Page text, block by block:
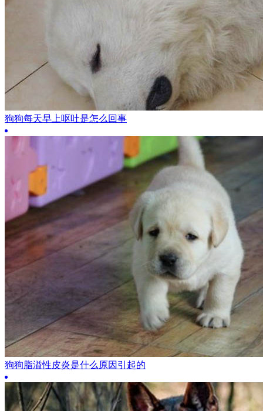
狗狗每天早上呕吐是怎么回事
狗狗脂溢性皮炎是什么原因引起的